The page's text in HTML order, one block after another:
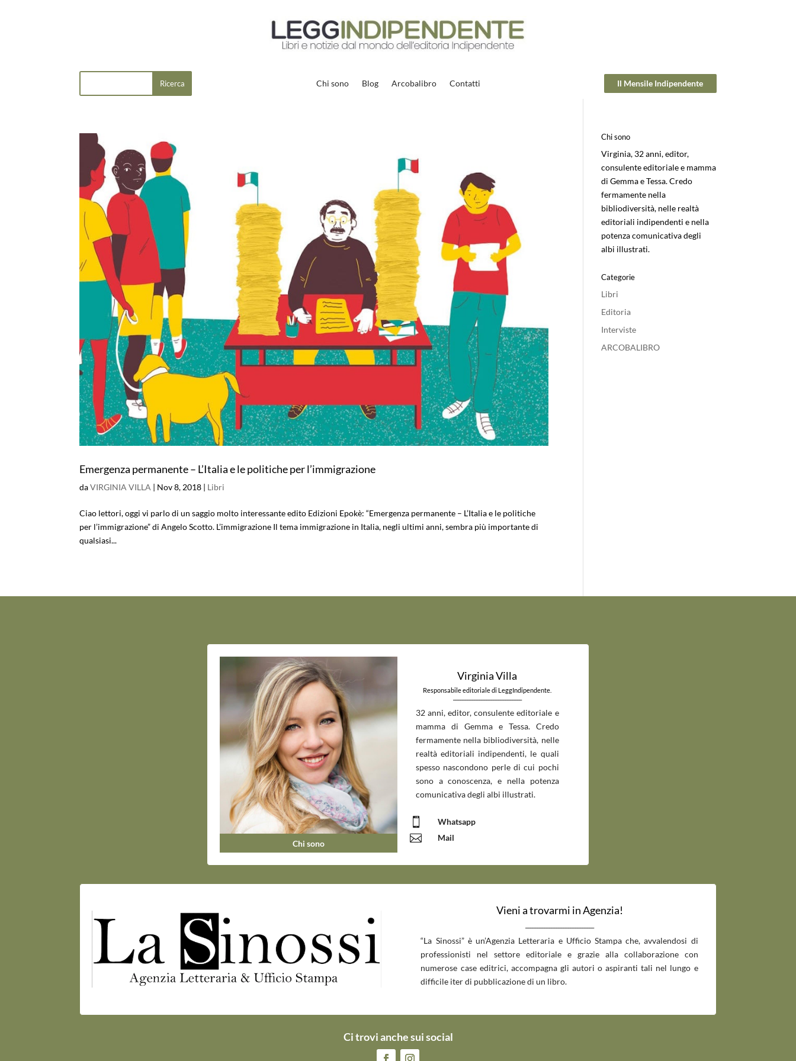
Chi sono Blog Arcobalibro Contatti Il Mensile Indipendente
Emergenza permanente – L’Italia e le politiche per l’immigrazione
daVIRGINIA VILLA | Nov 8, 2018 | Libri
Ciao lettori, oggi vi parlo di un saggio molto interessante edito Edizioni Epokè: “Emergenza permanente – L’Italia e le politiche
per l’immigrazione” di Angelo Scotto. L’immigrazione Il tema immigrazione in Italia, negli ultimi anni, sembra più importante di
qualsiasi...
Chi sono
Virginia, 32 anni, editor,
consulente editoriale e mamma
di Gemma e Tessa. Credo
fermamente nella
bibliodiversità, nelle realtà
editoriali indipendenti e nella
potenza comunicativa degli
albi illustrati.
Categorie
Libri
Editoria
Interviste
ARCOBALIBRO
Chi sono
Virginia Villa
Responsabile editoriale di LeggIndipendente.
_____________________________
32 anni, editor, consulente editoriale e
mamma di Gemma e Tessa. Credo
fermamente nella bibliodiversità, nelle
realtà editoriali indipendenti, le quali
spesso nascondono perle di cui pochi
sono a conoscenza, e nella potenza
comunicativa degli albi illustrati.
 Whatsapp
 Mail
Vieni a trovarmi in Agenzia!
“La Sinossi” è un’Agenzia Letteraria e Ufficio Stampa che, avvalendosi di
professionisti nel settore editoriale e grazie alla collaborazione con
numerose case editrici, accompagna gli autori o aspiranti tali nel lungo e
difficile iter di pubblicazione di un libro.
Ci trovi anche sui social